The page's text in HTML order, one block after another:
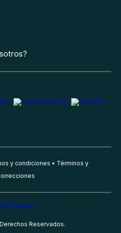
y condiciones
Términos y
Reservados.